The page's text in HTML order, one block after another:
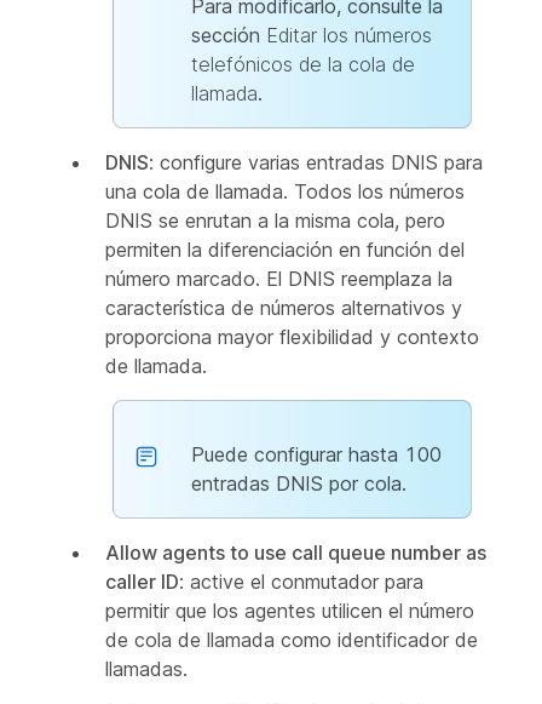
Para modificarlo, consulte la
sección Editar los números
telefónicos de la cola de
llamada.
DNIS: configure varias entradas DNIS para
una cola de llamada. Todos los números
DNIS se enrutan a la misma cola, pero
permiten la diferenciación en función del
número marcado. El DNIS reemplaza la
característica de números alternativos y
proporciona mayor flexibilidad y contexto
de llamada.
Puede configurar hasta 100
entradas DNIS por cola.
Allow agents to use call queue number as
caller ID: active el conmutador para
permitir que los agentes utilicen el número
de cola de llamada como identificador de
llamadas.